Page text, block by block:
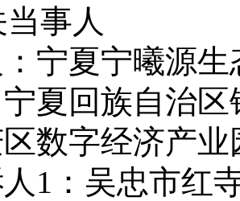
事人
宁夏宁曦源
夏回族自治
数字经济产业
1：吴忠市红